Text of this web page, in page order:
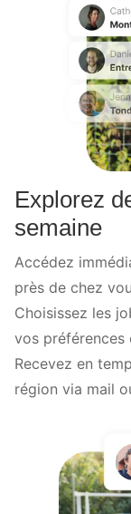
Explorez
semaine
Accédez
près de chez
Choisissez les
vos préférences
Recevez en
région via mail